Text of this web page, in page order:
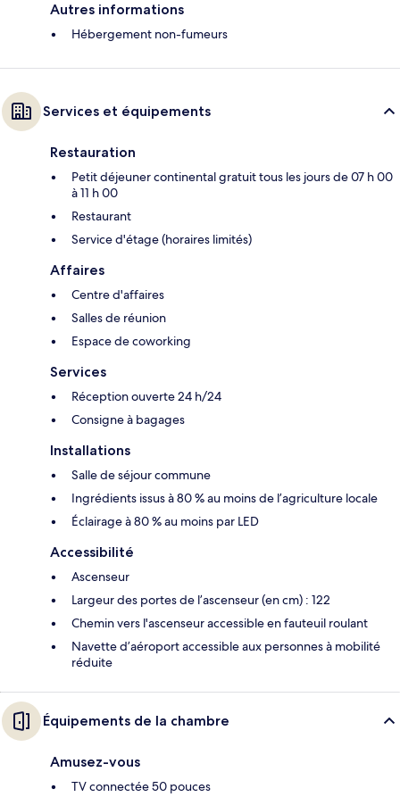
Autres informations
Hébergement non-fumeurs
Services et équipements
Restauration
Petit déjeuner continental gratuit tous les jours de 07 h 00
à 11 h 00
Restaurant
Service d'étage (horaires limités)
Affaires
Centre d'affaires
Salles de réunion
Espace de coworking
Services
Réception ouverte 24 h/24
Consigne à bagages
Installations
Salle de séjour commune
Ingrédients issus à 80 % au moins de l’agriculture locale
Éclairage à 80 % au moins par LED
Accessibilité
Ascenseur
Largeur des portes de l’ascenseur (en cm) : 122
Chemin vers l'ascenseur accessible en fauteuil roulant
Navette d’aéroport accessible aux personnes à mobilité
réduite
Équipements de la chambre
Amusez-vous
TV connectée 50 pouces